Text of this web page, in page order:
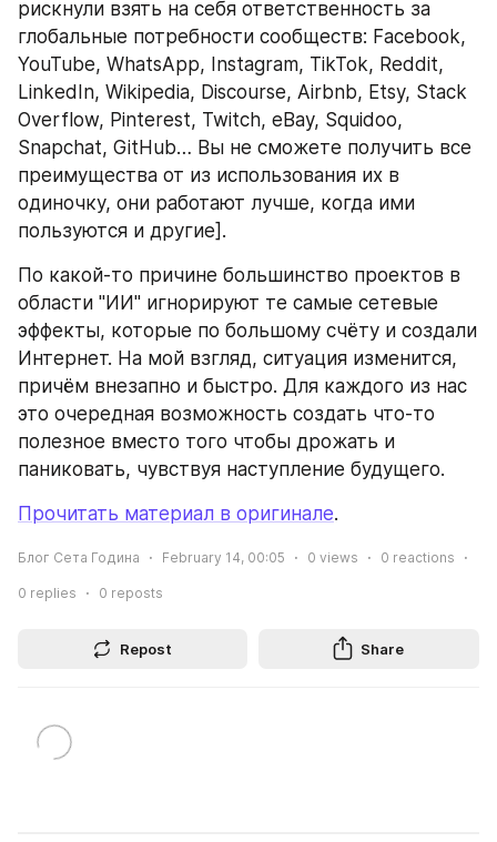
рискнули взять на себя ответственность за
глобальные потребности сообществ: Facebook,
YouTube, WhatsApp, Instagram, TikTok, Reddit,
LinkedIn, Wikipedia, Discourse, Airbnb, Etsy, Stack
Overflow, Pinterest, Twitch, eBay, Squidoo,
Snapchat, GitHub… Вы не сможете получить все
преимущества от из использования их в
одиночку, они работают лучше, когда ими
пользуются и другие].
По какой-то причине большинство проектов в
области "ИИ" игнорируют те самые сетевые
эффекты, которые по большому счёту и создали
Интернет. На мой взгляд, ситуация изменится,
причём внезапно и быстро. Для каждого из нас
это очередная возможность создать что-то
полезное вместо того чтобы дрожать и
паниковать, чувствуя наступление будущего.
Прочитать материал в оригинале.
Блог Сета Година February 14, 00:05 0 views 0 reactions
0 replies 0 reposts
Repost Share